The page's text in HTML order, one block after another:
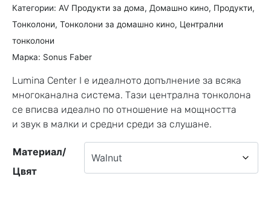
Категории: AV Продукти за дома, Домашно кино, Продукти,
Тонколони, Тонколони за домашно кино, Централни
тонколони
Марка: Sonus Faber
Lumina Center I е идеалното допълнение за всяка
многоканална система. Тази централна тонколона
се вписва идеално по отношение на мощността
и звук в малки и средни среди за слушане.
Материал/
Цвят